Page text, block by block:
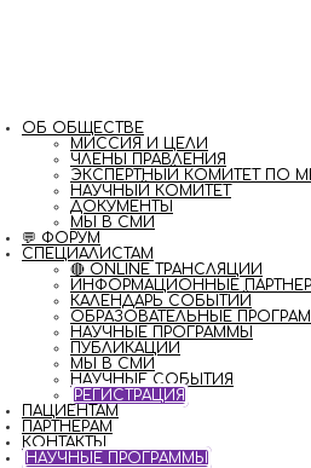
ОБ ОБЩЕСТВЕ
МИССИЯ И ЦЕЛИ
ЧЛЕНЫ ПРАВЛЕНИЯ
ЭКСПЕРТНЫЙ КОМИТЕТ ПО
НАУЧНЫЙ КОМИТЕТ
ДОКУМЕНТЫ
МЫ В СМИ
💬 ФОРУМ
СПЕЦИАЛИСТАМ
🔴 ONLINE ТРАНСЛЯЦИИ
ИНФОРМАЦИОННЫЕ
КАЛЕНДАРЬ СОБЫТИЙ
ОБРАЗОВАТЕЛЬНЫЕ
НАУЧНЫЕ ПРОГРАММЫ
ПУБЛИКАЦИИ
МЫ В СМИ
НАУЧНЫЕ СОБЫТИЯ
РЕГИСТРАЦИЯ
ПАЦИЕНТАМ
ПАРТНЁРАМ
КОНТАКТЫ
НАУЧНЫЕ ПРОГРАММЫ